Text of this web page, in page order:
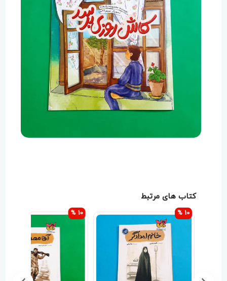
کتاب های مرتبط
10 %
10 %